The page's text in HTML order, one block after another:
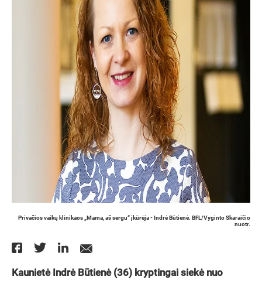
Privačios vaikų klinikaos „Mama, aš sergu“ įkūrėja - Indrė Būtienė. BFL/Vyginto Skaraičio
nuotr.
Kaunietė Indrė Būtienė (36) kryptingai siekė nuo